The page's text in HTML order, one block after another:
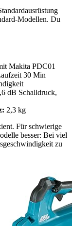
Modellen. Du
Makita PDC01
30 Min
dB Schalldruck,
2,3 kg
Für schwierige
besser: Bei viel
zu